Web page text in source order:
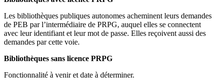
Les bibliothèques publiques autonomes acheminent leurs demandes
de PEB par l’intermédiaire de PRPG, auquel elles se connectent
avec leur identifiant et leur mot de passe. Elles reçoivent aussi des
demandes par cette voie.
Bibliothèques sans licence PRPG
Fonctionnalité à venir et date à déterminer.